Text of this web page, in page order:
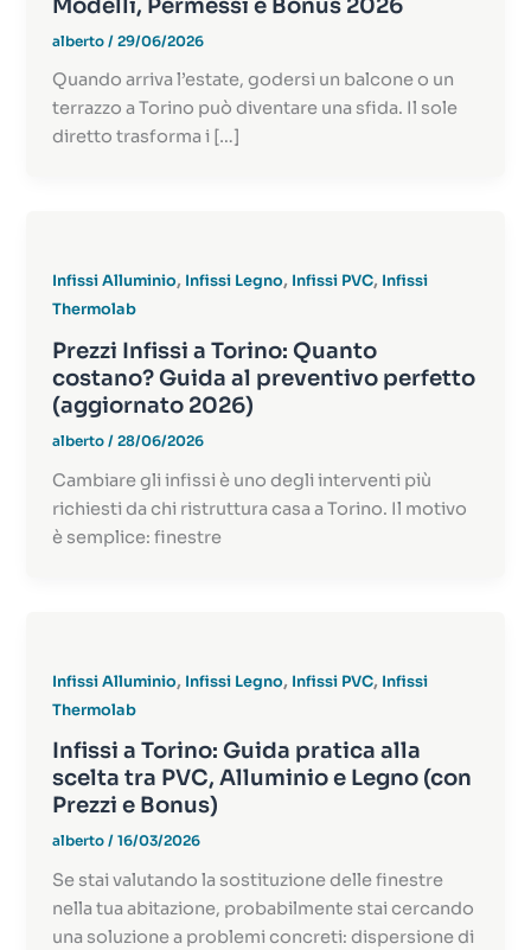
alberto/29/06/2026
Quando arriva l’estate, godersi un balcone o un
terrazzo a Torino può diventare una sfida. Il sole
diretto trasforma i […]
Infissi Alluminio, Infissi Legno, Infissi PVC, Infissi
Thermolab
Prezzi Infissi a Torino: Quanto
costano? Guida al preventivo perfetto
(aggiornato 2026)
alberto/28/06/2026
Cambiare gli infissi è uno degli interventi più
richiesti da chi ristruttura casa a Torino. Il motivo
è semplice: finestre
Infissi Alluminio, Infissi Legno, Infissi PVC, Infissi
Thermolab
Infissi a Torino: Guida pratica alla
scelta tra PVC, Alluminio e Legno (con
Prezzi e Bonus)
alberto/16/03/2026
Se stai valutando la sostituzione delle finestre
nella tua abitazione, probabilmente stai cercando
una soluzione a problemi concreti: dispersione di